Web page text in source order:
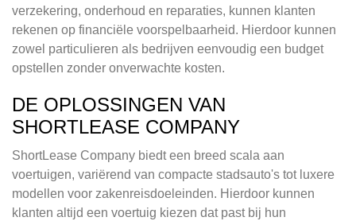
verzekering, onderhoud en reparaties, kunnen klanten
rekenen op financiële voorspelbaarheid. Hierdoor kunnen
zowel particulieren als bedrijven eenvoudig een budget
opstellen zonder onverwachte kosten.
DE OPLOSSINGEN VAN
SHORTLEASE COMPANY
ShortLease Company biedt een breed scala aan
voertuigen, variërend van compacte stadsauto's tot luxere
modellen voor zakenreisdoeleinden. Hierdoor kunnen
klanten altijd een voertuig kiezen dat past bij hun